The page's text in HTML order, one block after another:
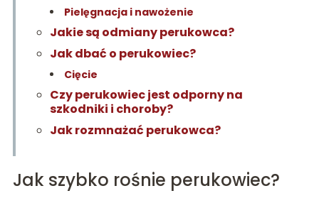
Pielęgnacja i nawożenie
Jakie są odmiany perukowca?
Jak dbać o perukowiec?
Cięcie
Czy perukowiec jest odporny na
szkodniki i choroby?
Jak rozmnażać perukowca?
Jak szybko rośnie perukowiec?